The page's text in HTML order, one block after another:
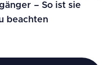
– So ist sie
beachten